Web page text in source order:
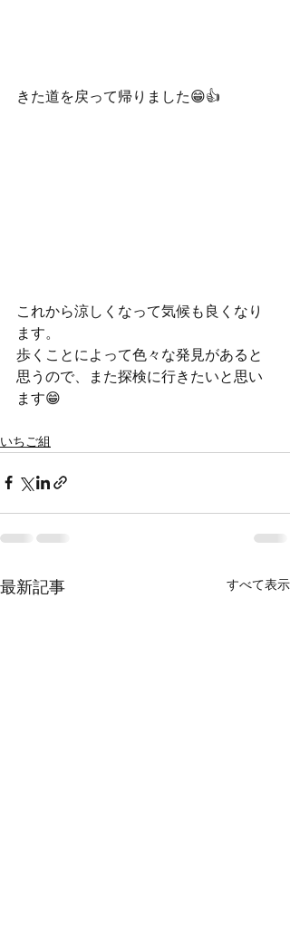
きた道を戻って帰りました😁👍
これから涼しくなって気候も良くなり
ます。
歩くことによって色々な発見があると
思うので、また探検に行きたいと思い
ます😁
いちご組
最新記事 すべて表示